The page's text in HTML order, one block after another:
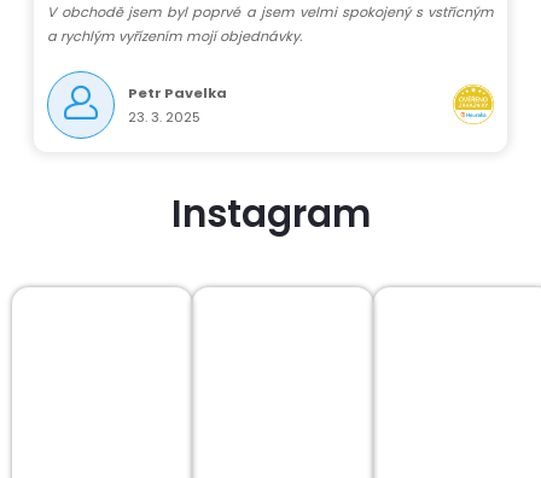
V obchodě jsem byl poprvé a jsem velmi spokojený s vstřícným
a rychlým vyřízením mojí objednávky.
Petr Pavelka
23. 3. 2025
Instagram